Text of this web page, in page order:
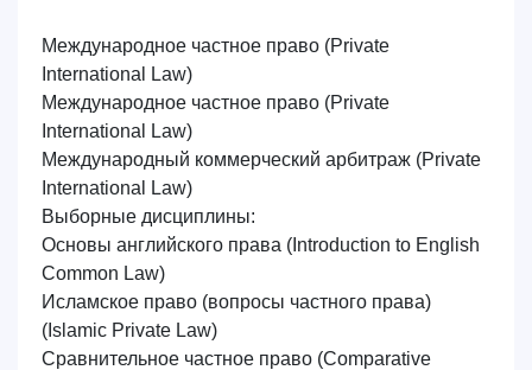
Международное частное право (Private
International Law)
Международное частное право (Private
International Law)
Международный коммерческий арбитраж (Private
International Law)
Выборные дисциплины:
Основы английского права (Introduction to English
Common Law)
Исламское право (вопросы частного права)
(Islamic Private Law)
Сравнительное частное право (Comparative